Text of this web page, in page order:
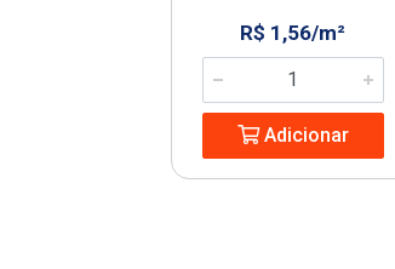
R$ 1,56/m²
Adicionar